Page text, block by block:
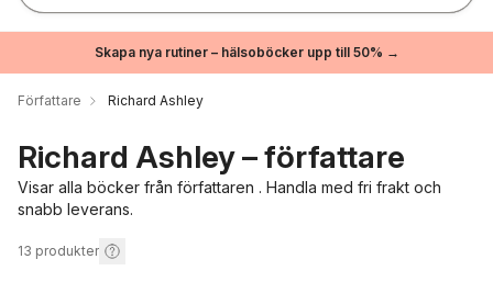
Skapa nya rutiner – hälsoböcker upp till 50% →
Författare Richard Ashley
Richard Ashley – författare
Visar alla böcker från författaren . Handla med fri frakt och
snabb leverans.
13 produkter